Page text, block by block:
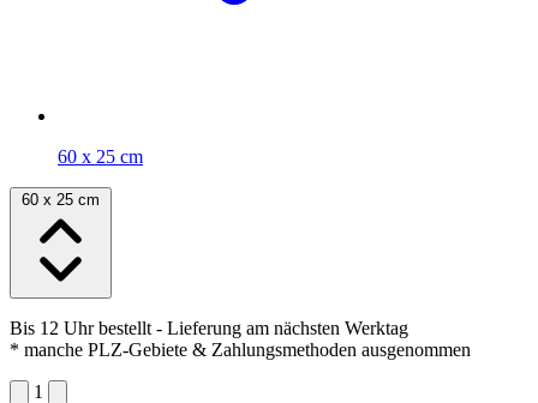
60 x 25 cm
60 x 25 cm
Bis 12 Uhr bestellt- Lieferung am nächsten Werktag
* manche PLZ-Gebiete & Zahlungsmethoden ausgenommen
1